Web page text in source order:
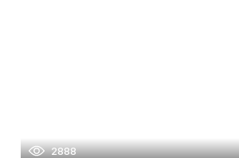
2888